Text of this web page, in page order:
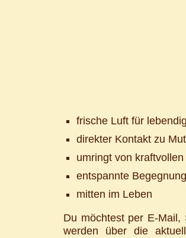
frische Luft für
direkter Kontakt zu
umringt von
entspannte
mitten im Leben
Du möchtest per E-Mail,
werden über die